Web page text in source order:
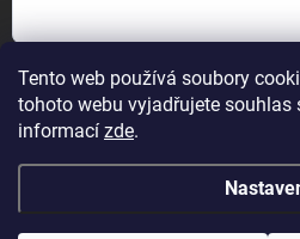
Tento web používá soubory
tohoto webu vyjadřujete souhlas
informací zde.
Vložením e-mailu souhlasíte s
Přihlásit se